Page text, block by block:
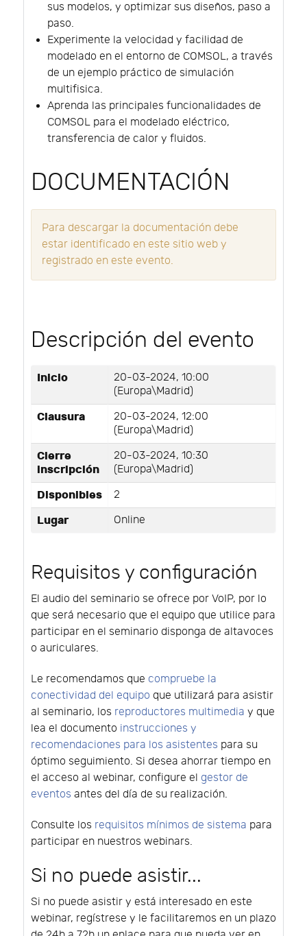
sus modelos, y optimizar sus diseños, paso a
paso.
Experimente la velocidad y facilidad de
modelado en el entorno de COMSOL, a través
de un ejemplo práctico de simulación
multifisica.
Aprenda las principales funcionalidades de
COMSOL para el modelado eléctrico,
transferencia de calor y fluidos.
DOCUMENTACIÓN
Para descargar la documentación debe
estar identificado en este sitio web y
registrado en este evento.
Descripción del evento
Inicio
20-03-2024, 10:00
(Europa\Madrid)
Clausura
20-03-2024, 12:00
(Europa\Madrid)
Cierre
inscripción
20-03-2024, 10:30
(Europa\Madrid)
Disponibles 2
Lugar Online
Requisitos y configuración
El audio del seminario se ofrece por VoIP, por lo
que será necesario que el equipo que utilice para
participar en el seminario disponga de altavoces
o auriculares.
Le recomendamos que compruebe la
conectividad del equipo que utilizará para asistir
al seminario, los reproductores multimedia y que
lea el documento instrucciones y
recomendaciones para los asistentes para su
óptimo seguimiento. Si desea ahorrar tiempo en
el acceso al webinar, configure el gestor de
eventos antes del día de su realización.
Consulte los requisitos mínimos de sistema para
participar en nuestros webinars.
Si no puede asistir...
Si no puede asistir y está interesado en este
webinar, regístrese y le facilitaremos en un plazo